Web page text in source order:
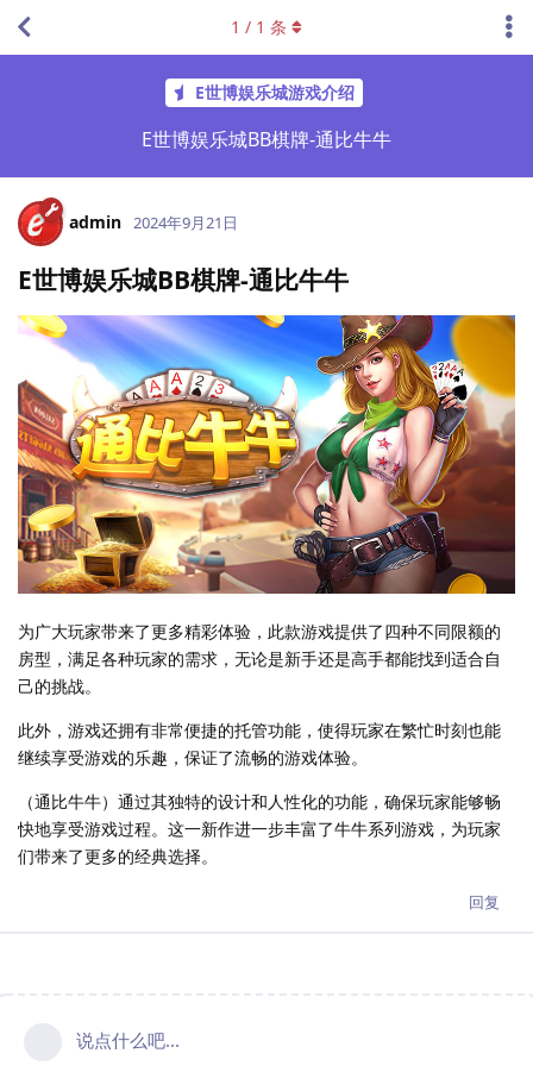
E世博娱乐城游戏介绍
E世博娱乐城BB棋牌-通比牛牛
1 / 1 条
admin 2024年9月21日
E世博娱乐城BB棋牌-通比牛牛
为广大玩家带来了更多精彩体验，此款游戏提供了四种不同限额的
房型，满足各种玩家的需求，无论是新手还是高手都能找到适合自
己的挑战。
此外，游戏还拥有非常便捷的托管功能，使得玩家在繁忙时刻也能
继续享受游戏的乐趣，保证了流畅的游戏体验。
（通比牛牛）通过其独特的设计和人性化的功能，确保玩家能够畅
快地享受游戏过程。这一新作进一步丰富了牛牛系列游戏，为玩家
们带来了更多的经典选择。
回复
说点什么吧...